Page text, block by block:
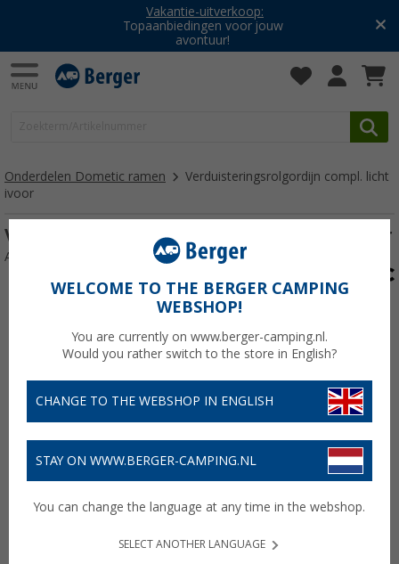
Vakantie-uitverkoop:
Topaanbiedingen voor jouw
avontuur!
Onderdelen Dometic ramen
Verduisteringsrolgordijn compl. licht
ivoor
Verduisteringsrolgordijn compl. licht ivoor
Artikelnr: 160883
WELCOME TO THE BERGER CAMPING
WEBSHOP!
You are currently on www.berger-camping.nl.
Would you rather switch to the store in English?
CHANGE TO THE WEBSHOP IN ENGLISH
STAY ON WWW.BERGER-CAMPING.NL
You can change the language at any time in the webshop.
SELECT ANOTHER LANGUAGE